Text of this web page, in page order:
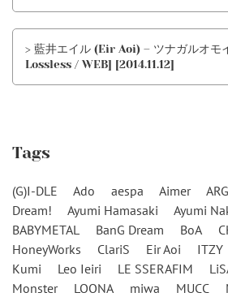
> 藍井エイル (Eir Aoi) – ツナガルオモ
Lossless / WEB] [2014.11.12]
Tags
(G)I-DLE Ado aespa Aimer
Dream!
Ayumi Hamasaki
Ayumi
BABYMETAL
BanG Dream BoA
HoneyWorks
ClariS Eir Aoi ITZY
Kumi
Leo Ieiri LE SSERAFIM
Monster
LOONA miwa MUCC